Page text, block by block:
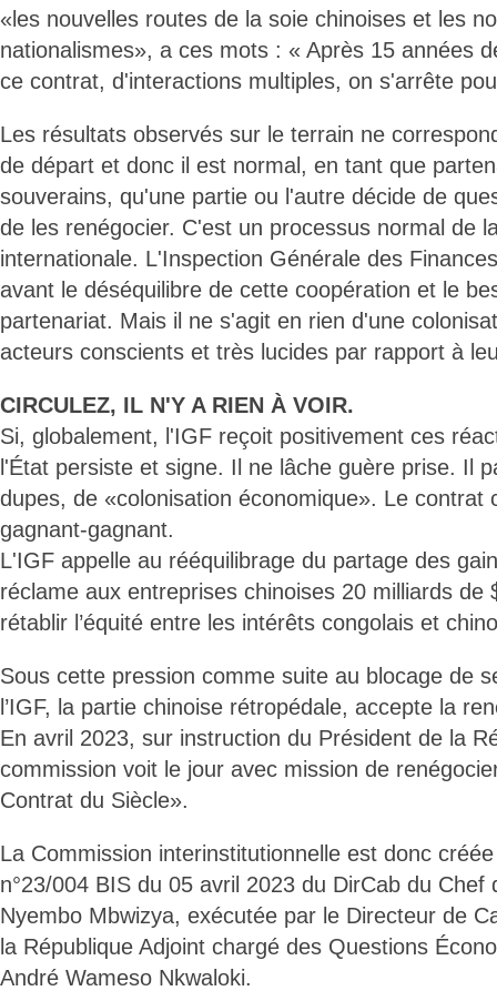
«les nouvelles routes de la soie chinoises et les
nationalismes», a ces mots : « Après 15 années
ce contrat, d'interactions multiples, on s'arrête
Les résultats observés sur le terrain ne
de départ et donc il est normal, en tant que
souverains, qu'une partie ou l'autre décide de
de les renégocier. C'est un processus normal de
internationale. L'Inspection Générale des
avant le déséquilibre de cette coopération et le
partenariat. Mais il ne s'agit en rien d'une
acteurs conscients et très lucides par rapport à
CIRCULEZ, IL N'Y A RIEN À VOIR.
Si, globalement, l'IGF reçoit positivement ces
l'État persiste et signe. Il ne lâche guère prise. Il
dupes, de «colonisation économique». Le contrat
gagnant-gagnant.
L'IGF appelle au rééquilibrage du partage des
réclame aux entreprises chinoises 20 milliards de
rétablir l’équité entre les intérêts congolais et
Sous cette pression comme suite au blocage de
l’IGF, la partie chinoise rétropédale, accepte la
En avril 2023, sur instruction du Président de la
commission voit le jour avec mission de
Contrat du Siècle».
La Commission interinstitutionnelle est donc
n°23/004 BIS du 05 avril 2023 du DirCab du Chef
Nyembo Mbwizya, exécutée par le Directeur de
la République Adjoint chargé des Questions
André Wameso Nkwaloki.